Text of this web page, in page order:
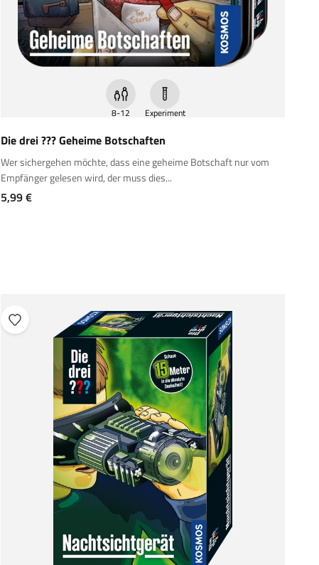
8-12 Experiment
Die drei ??? Geheime Botschaften
Wer sichergehen möchte, dass eine geheime Botschaft nur vom
Empfänger gelesen wird, der muss dies...
Angebot
5,99 €